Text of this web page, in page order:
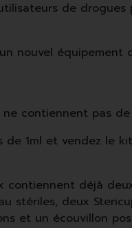
de drogues
nouvel équipement
contiennent pas de
de 1ml et vendez le
contiennent déjà
stériles, deux
et un écouvillon